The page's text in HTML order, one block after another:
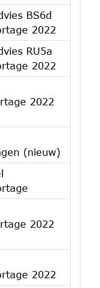
BS6d
2022
RU5a
2022
2022
(nieuw)
2022
2022